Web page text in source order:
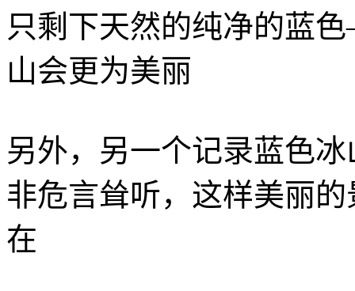
只剩下天然的纯净的蓝
山会更为美丽
另外，另一个记录蓝色
非危言耸听，这样美丽
在